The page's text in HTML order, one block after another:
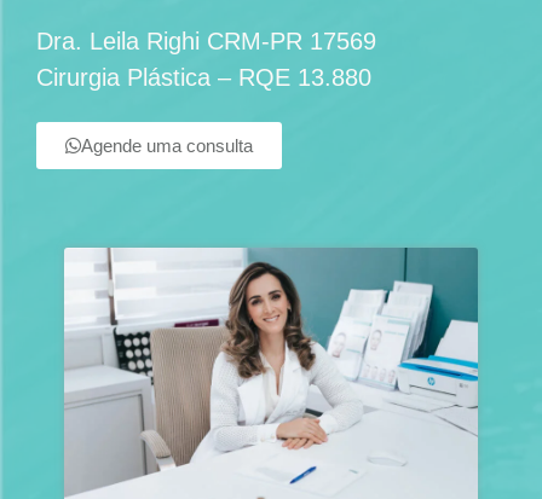
Dra. Leila Righi CRM-PR 17569
Cirurgia Plástica – RQE 13.880
Agende uma consulta